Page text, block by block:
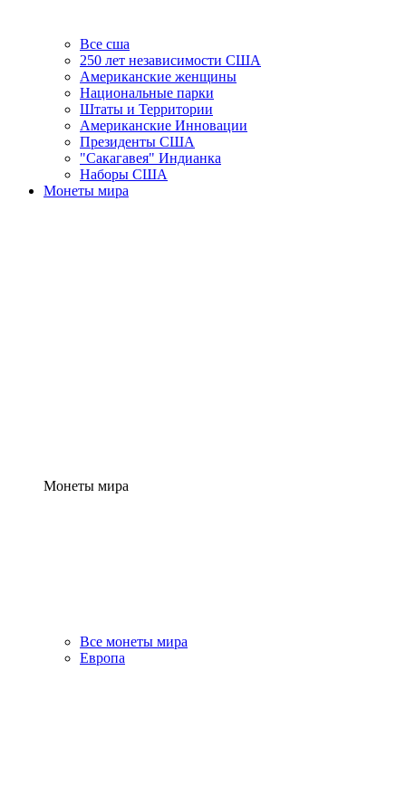
Все сша
250 лет независимости США
Американские женщины
Национальные парки
Штаты и Территории
Американские Инновации
Президенты США
"Сакагавея" Индианка
Наборы США
Монеты мира
Монеты мира
Все монеты мира
Европа